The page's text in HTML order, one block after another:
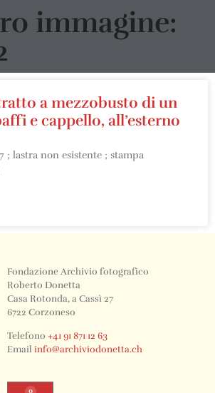
immagine:
a mezzobusto di un
e cappello, all’esterno
; lastra non esistente ; stampa
Fondazione Archivio fotografico
Roberto Donetta
Casa Rotonda, a Cassì 27
6722 Corzoneso
Telefono+41 91 871 12 63
Emailinfo@archiviodonetta.ch
0